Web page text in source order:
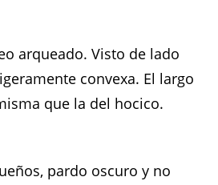
arqueado. Visto de lado
convexa. El largo
que la del hocico.
pardo oscuro y no